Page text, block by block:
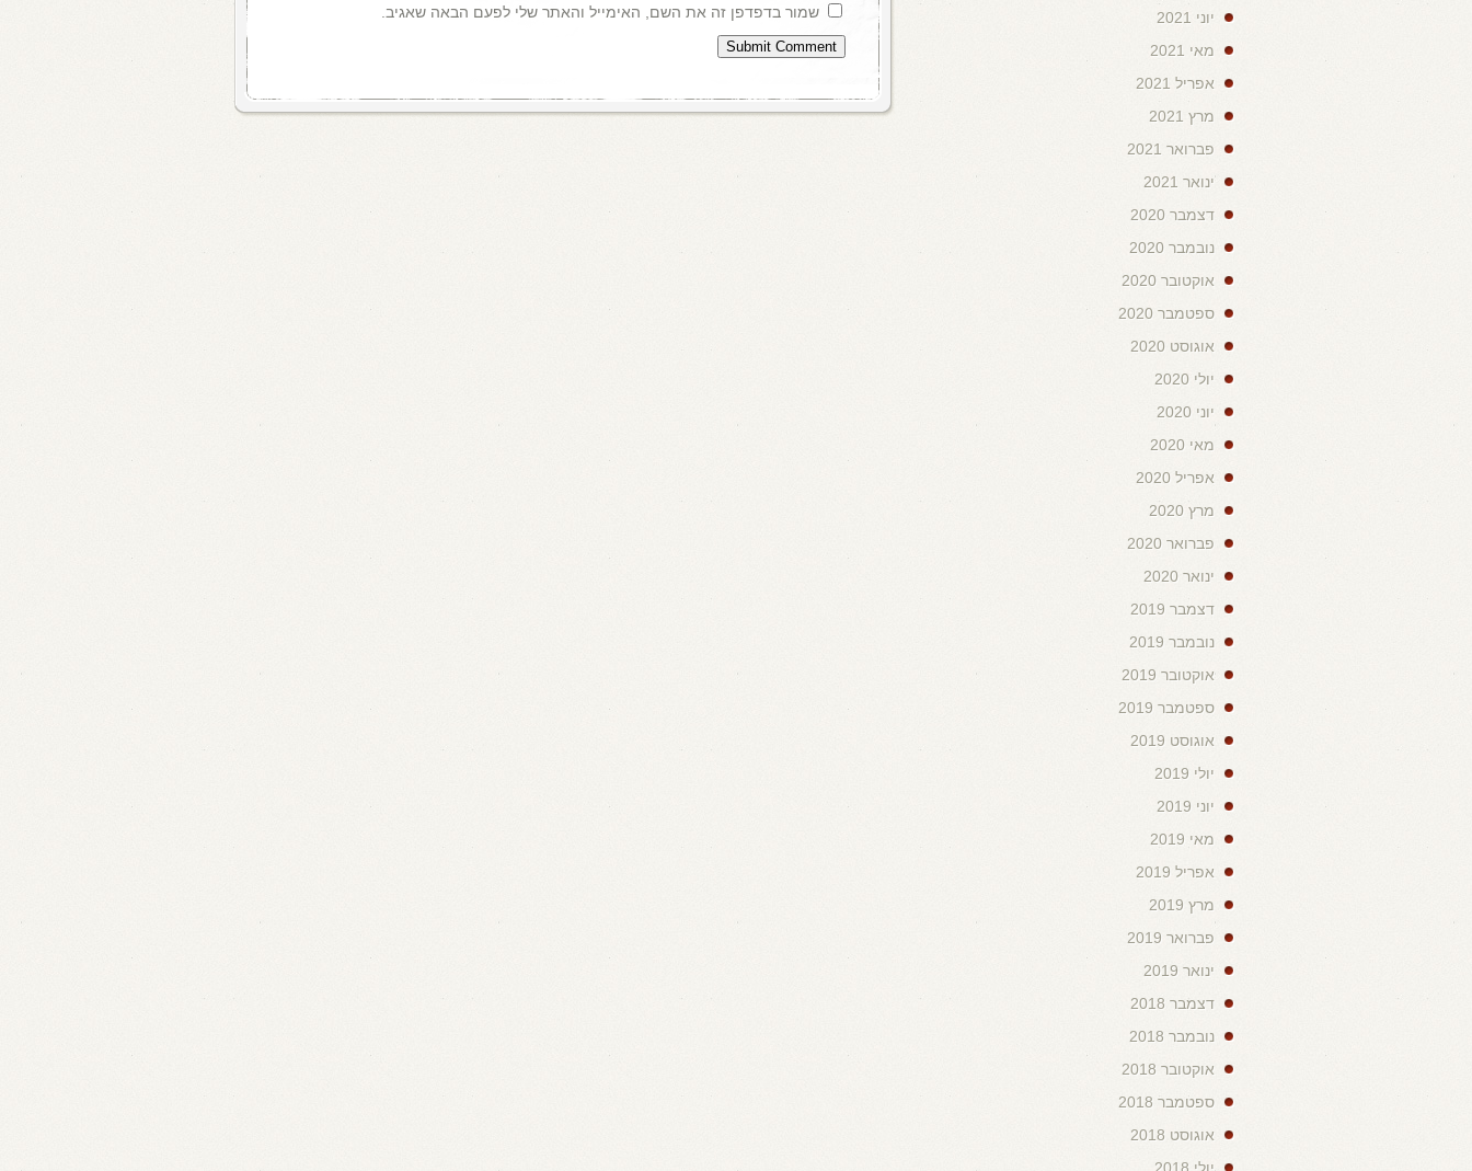
שמור בדפדפן זה את השם, האימייל והאתר שלי לפעם הבאה שאגיב.
יוני 2021
מאי 2021
אפריל 2021
מרץ 2021
פברואר 2021
ינואר 2021
דצמבר 2020
נובמבר 2020
אוקטובר 2020
ספטמבר 2020
אוגוסט 2020
יולי 2020
יוני 2020
מאי 2020
אפריל 2020
מרץ 2020
פברואר 2020
ינואר 2020
דצמבר 2019
נובמבר 2019
אוקטובר 2019
ספטמבר 2019
אוגוסט 2019
יולי 2019
יוני 2019
מאי 2019
אפריל 2019
מרץ 2019
פברואר 2019
ינואר 2019
דצמבר 2018
נובמבר 2018
אוקטובר 2018
ספטמבר 2018
אוגוסט 2018